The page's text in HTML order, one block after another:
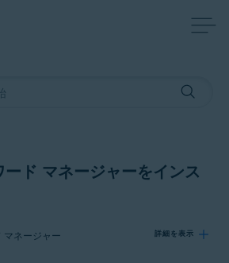
ド マネージャーをインス
マネージャー 詳細を表示